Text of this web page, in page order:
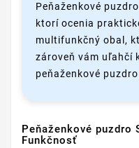
Peňaženkové
ktorí ocenia
multifunkčný obal,
zároveň vám uľahčí
peňaženkové
Peňaženkové puzdro
Funkčnosť